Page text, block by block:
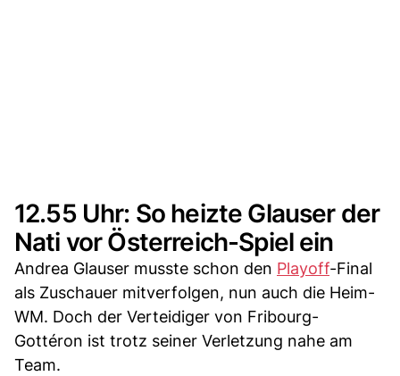
12.55 Uhr: So heizte Glauser der
Nati vor Österreich-Spiel ein
Andrea Glauser musste schon den Playoff-Final
als Zuschauer mitverfolgen, nun auch die Heim-
WM. Doch der Verteidiger von Fribourg-
Gottéron ist trotz seiner Verletzung nahe am
Team.